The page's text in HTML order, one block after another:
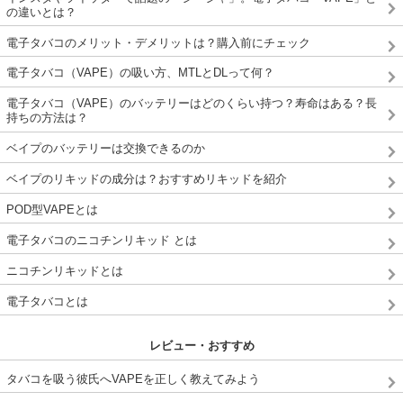
の違いとは？
電子タバコのメリット・デメリットは？購入前にチェック
電子タバコ（VAPE）の吸い方、MTLとDLって何？
電子タバコ（VAPE）のバッテリーはどのくらい持つ？寿命はある？長
持ちの方法は？
ベイプのバッテリーは交換できるのか
ベイプのリキッドの成分は？おすすめリキッドを紹介
POD型VAPEとは
電子タバコのニコチンリキッド とは
ニコチンリキッドとは
電子タバコとは
レビュー・おすすめ
タバコを吸う彼氏へVAPEを正しく教えてみよう